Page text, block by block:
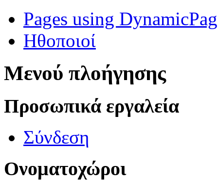
Pages using
Ηθοποιοί
Μενού πλοήγησης
Προσωπικά εργαλεία
Σύνδεση
Ονοματοχώροι